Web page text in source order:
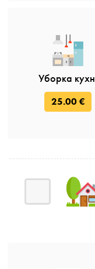
Уборка
25.00 €